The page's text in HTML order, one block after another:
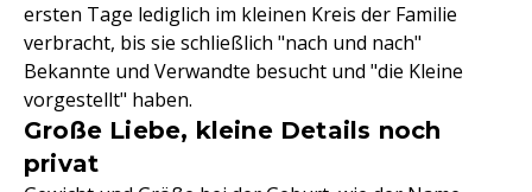
ersten Tage lediglich im kleinen Kreis der Familie
verbracht, bis sie schließlich "nach und nach"
Bekannte und Verwandte besucht und "die Kleine
vorgestellt" haben.
Große Liebe, kleine Details noch
privat